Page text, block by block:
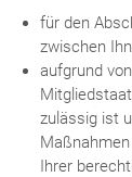
für den
zwischen
aufgrund
zulässig ist
Ihrer